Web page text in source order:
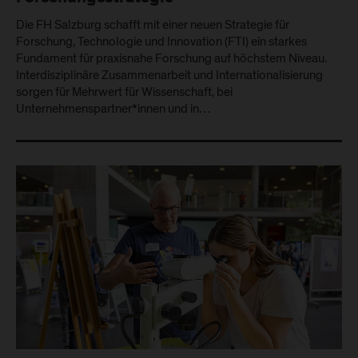
Die FH Salzburg schafft mit einer neuen Strategie für
Forschung, Technologie und Innovation (FTI) ein starkes
Fundament für praxisnahe Forschung auf höchstem Niveau.
Interdisziplinäre Zusammenarbeit und Internationalisierung
sorgen für Mehrwert für Wissenschaft, bei
Unternehmenspartner*innen und in…